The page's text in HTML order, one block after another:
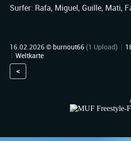
Surfer: Rafa, Miguel, Guille, Mati,
16.02.2026 © burnout66 (1 Upload) |
| Weltkarte
<